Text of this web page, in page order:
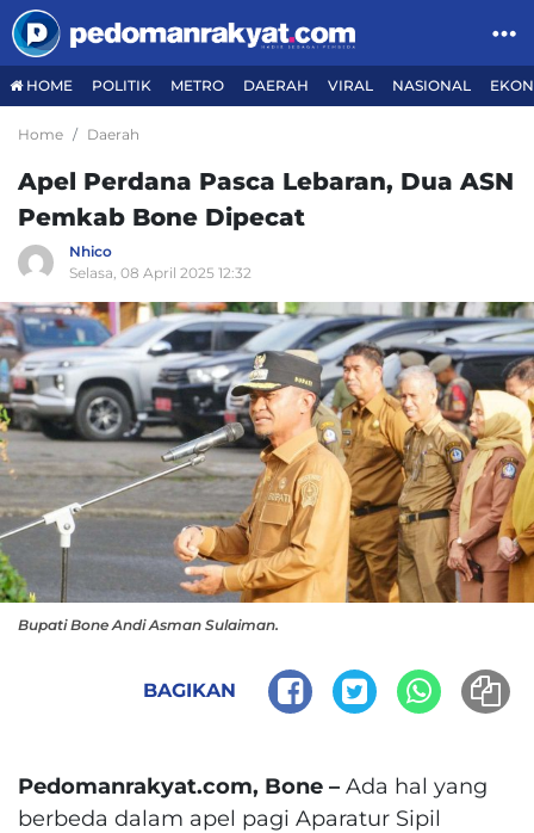
HOME POLITIK METRO DAERAH VIRAL NASIONAL
Home Daerah
Apel Perdana Pasca Lebaran, Dua ASN
Pemkab Bone Dipecat
Nhico
Selasa, 08 April 2025 12:32
Bupati Bone Andi Asman Sulaiman.
BAGIKAN
Pedomanrakyat.com, Bone – Ada hal yang
berbeda dalam apel pagi Aparatur Sipil